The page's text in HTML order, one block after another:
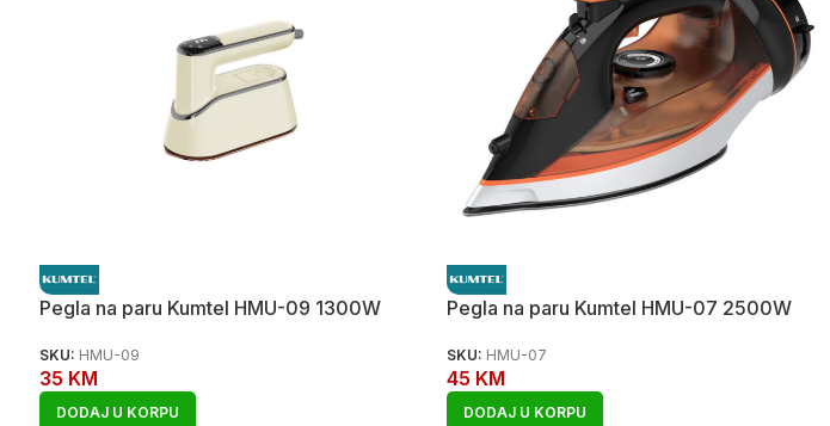
Pegla na paru Kumtel HMU-09 1300W
SKU: HMU-09
35 KM
DODAJ U KORPU
Pegla na paru Kumtel HMU-07 2500W
SKU: HMU-07
45 KM
DODAJ U KORPU